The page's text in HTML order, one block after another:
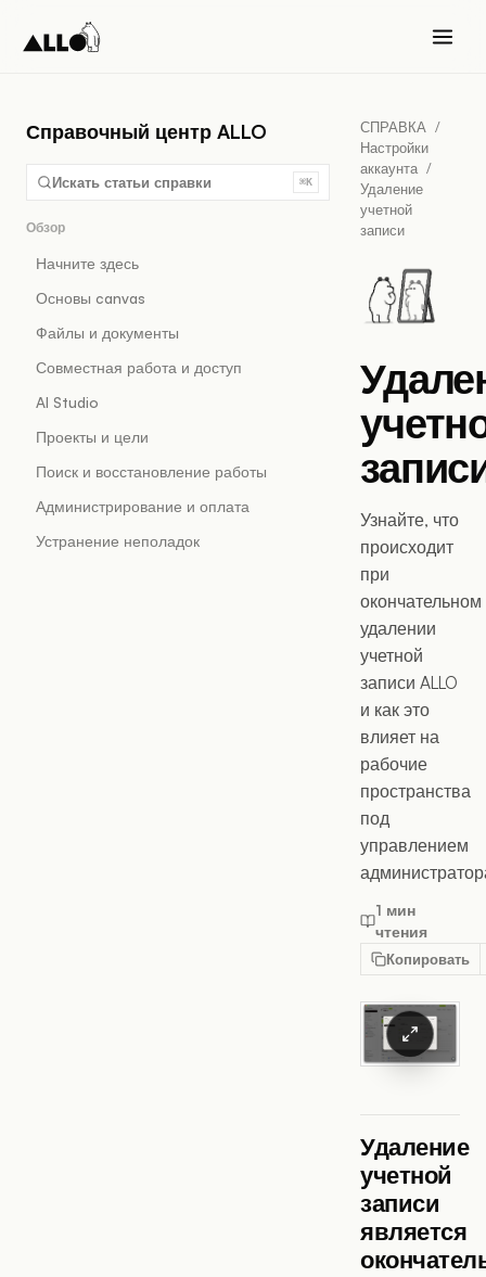
Справочный центр ALLO
Искать статьи справки ⌘K
Обзор
Начните здесь
Основы canvas
Файлы и документы
Совместная работа и доступ
AI Studio
Проекты и цели
Поиск и восстановление работы
Администрирование и оплата
Устранение неполадок
СПРАВКА /
Настройки
аккаунта /
Удаление
учетной
записи
Узнайте, что
происходит
при
окончательном
удалении
учетной
записи ALLO
и как это
влияет на
рабочие
пространства
под
управлением
1 мин
чтения
Копировать
Удаление
учетной
записи
является